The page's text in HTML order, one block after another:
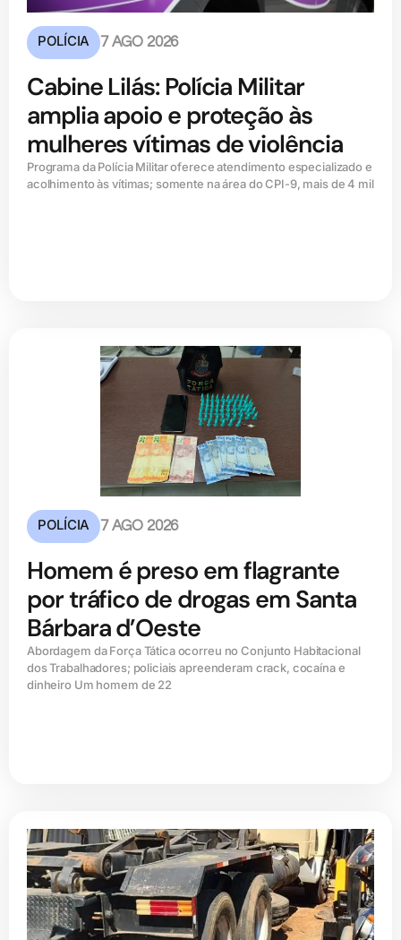
POLÍCIA 7 AGO 2026
Cabine Lilás: Polícia Militar
amplia apoio e proteção às
mulheres vítimas de violência
Programa da Polícia Militar oferece atendimento especializado e
acolhimento às vítimas; somente na área do CPI-9, mais de 4 mil
POLÍCIA 7 AGO 2026
Homem é preso em flagrante
por tráfico de drogas em Santa
Bárbara d’Oeste
Abordagem da Força Tática ocorreu no Conjunto Habitacional
dos Trabalhadores; policiais apreenderam crack, cocaína e
dinheiro Um homem de 22